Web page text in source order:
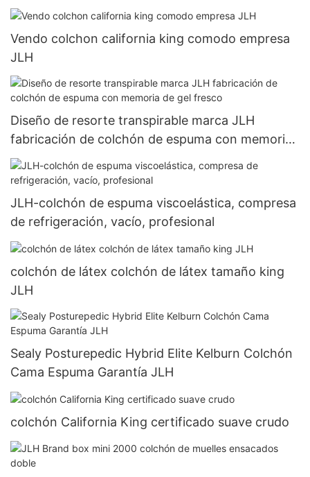
Vendo colchon california king comodo empresa
JLH
Diseño de resorte transpirable marca JLH
fabricación de colchón de espuma con memoria
de gel fresco
JLH-colchón de espuma viscoelástica, compresa
de refrigeración, vacío, profesional
colchón de látex colchón de látex tamaño king
JLH
Sealy Posturepedic Hybrid Elite Kelburn Colchón
Cama Espuma Garantía JLH
colchón California King certificado suave crudo